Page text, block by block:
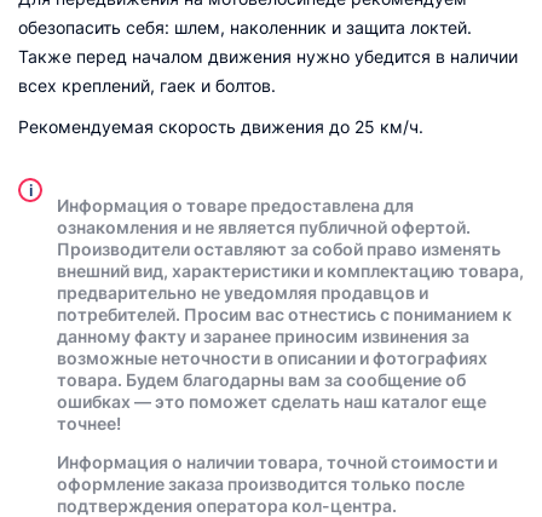
обезопасить себя: шлем, наколенник и защита локтей.
Также перед началом движения нужно убедится в наличии
всех креплений, гаек и болтов.
Рекомендуемая скорость движения до 25 км/ч.
i
Информация о товаре предоставлена для
ознакомления и не является публичной офертой.
Производители оставляют за собой право изменять
внешний вид, характеристики и комплектацию товара,
предварительно не уведомляя продавцов и
потребителей. Просим вас отнестись с пониманием к
данному факту и заранее приносим извинения за
возможные неточности в описании и фотографиях
товара. Будем благодарны вам за сообщение об
ошибках — это поможет сделать наш каталог еще
точнее!
Информация о наличии товара, точной стоимости и
оформление заказа производится только после
подтверждения оператора кол-центра.